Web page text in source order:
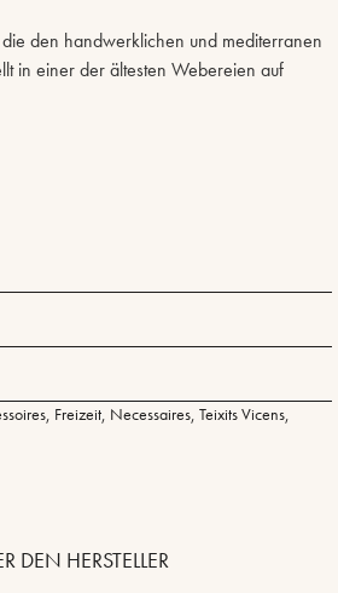
den handwerklichen und mediterranen
in einer der ältesten Webereien auf
, Freizeit, Necessaires, Teixits Vicens,
DEN HERSTELLER